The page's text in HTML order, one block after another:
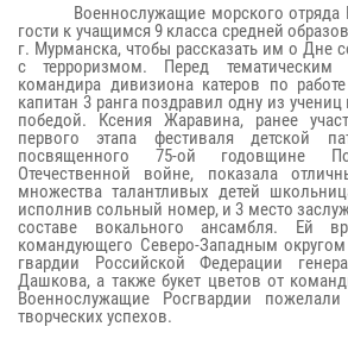
Военнослужащие морского
гости к учащимся 9 класса средней
г. Мурманска, чтобы рассказать им о Дне
с терроризмом. Перед тематическим
командира дивизиона катеров по
капитан 3 ранга поздравил одну из
победой. Ксения Жаравина, ранее
первого этапа фестиваля детской
посвященного 75-ой годовщине
Отечественной войне, показала
множества талантливых детей
исполнив сольный номер, и 3 место
составе вокального ансамбля. Ей
командующего Северо-Западным
гвардии Российской Федерации
Дашкова, а также букет цветов от
Военнослужащие Росгвардии
творческих успехов.